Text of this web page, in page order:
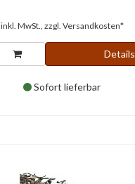
inkl. MwSt., zzgl. Versandkosten*
Details
Sofort lieferbar